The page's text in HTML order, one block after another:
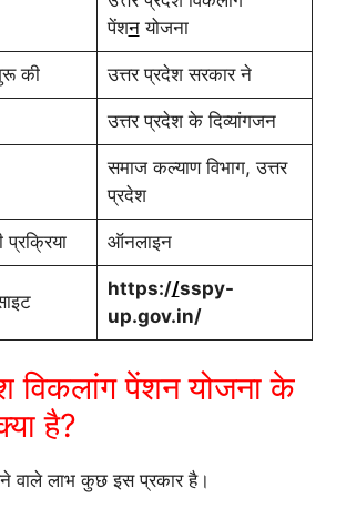
पेंशनयोजना
की उत्तर प्रदेश सरकार ने
उत्तर प्रदेश के दिव्यांगजन
समाज कल्याण विभाग, उत्तर
प्रदेश
ऑनलाइन
https://sspy-
up.gov.in/
विकलांग पेंशन योजना के
है?
वाले लाभ कुछ इस प्रकार है।